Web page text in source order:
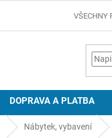
VŠECHNY
DOPRAVA A PLATBA
Nábytek, vybavení